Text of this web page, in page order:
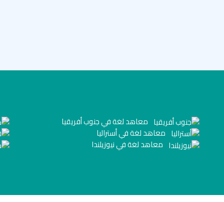
معاهد لغة في جنوب أفريقيا
معاهد لغة في أستراليا
معاهد لغة في نيوزيلندا